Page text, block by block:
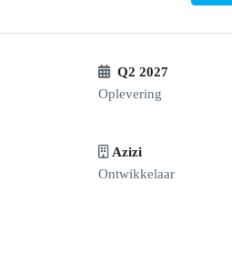
Q2 2027
Oplevering
Azizi
Ontwikkelaar